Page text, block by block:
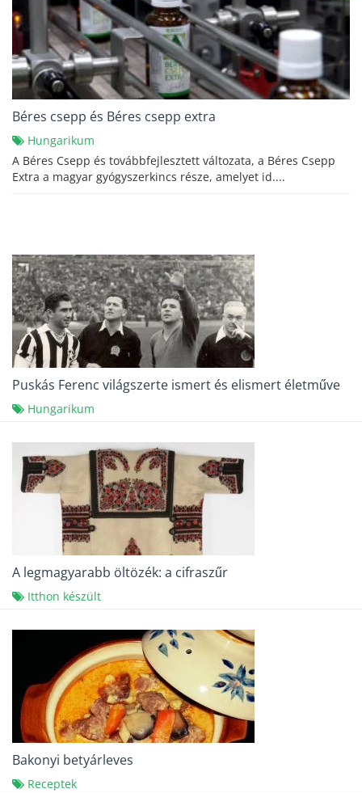
Béres csepp és Béres csepp extra
Hungarikum
A Béres Csepp és továbbfejlesztett változata, a Béres Csepp
Extra a magyar gyógyszerkincs része, amelyet id....
Puskás Ferenc világszerte ismert és elismert életműve
Hungarikum
A legmagyarabb öltözék: a cifraszűr
Itthon készült
Bakonyi betyárleves
Receptek